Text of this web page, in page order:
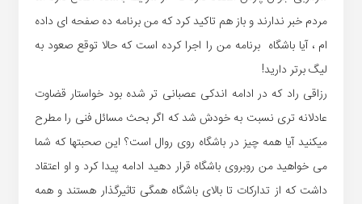
مردم خبر ندارند و باز هم تاکید کرد که من برنامه ده صفحه ای داده
ام ، آیا باشگاه برنامه من را اجرا کرده است که حالا توقع صعود به
لیگ برتر دارید!
رزاقی راد که در ادامه اندکی عصبانی تر شده بود خواستار قضاوت
عادلانه تری نسبت به خودش شد که اگر بحث مسائل فنی را مطرح
میکنید آیا همه چیز در باشگاه روی روال است؟ این صحبتها که شما
می خواهید من روبروی باشگاه قرار دهید ادامه پیدا کرد و او اعتقاد
داشت که از تدارکات تا بالای باشگاه همگی تاثیرگذار هستند و همه